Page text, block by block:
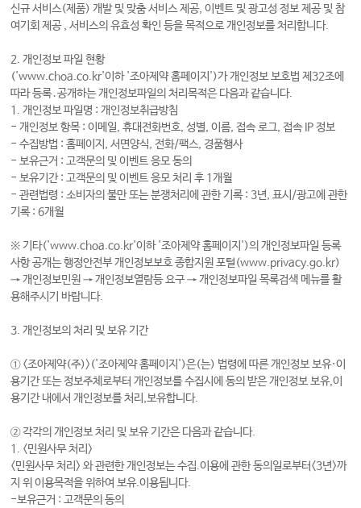
신규 서비스(제품) 개발 및 맞춤 서비스 제공, 이벤트 및 광고성 정보 제공 및 참
여기회 제공 , 서비스의 유효성 확인 등을 목적으로 개인정보를 처리합니다.
2. 개인정보 파일 현황
('www.choa.co.kr'이하 '조아제약 홈페이지')가 개인정보 보호법 제32조에
따라 등록․공개하는 개인정보파일의 처리목적은 다음과 같습니다.
1. 개인정보 파일명 : 개인정보취급방침
- 개인정보 항목 : 이메일, 휴대전화번호, 성별, 이름, 접속 로그, 접속 IP 정보
- 수집방법 : 홈페이지, 서면양식, 전화/팩스, 경품행사
- 보유근거 : 고객문의 및 이벤트 응모 동의
- 보유기간 : 고객문의 및 이벤트 응모 처리 후 1개월
- 관련법령 : 소비자의 불만 또는 분쟁처리에 관한 기록 : 3년, 표시/광고에 관한
기록 : 6개월
※ 기타('www.choa.co.kr'이하 '조아제약 홈페이지')의 개인정보파일 등록
사항 공개는 행정안전부 개인정보보호 종합지원 포털(www.privacy.go.kr)
→ 개인정보민원 → 개인정보열람등 요구 → 개인정보파일 목록검색 메뉴를 활
용해주시기 바랍니다.
3. 개인정보의 처리 및 보유 기간
①<조아제약(주)>('조아제약 홈페이지')은(는) 법령에 따른 개인정보 보유·이
용기간 또는 정보주체로부터 개인정보를 수집시에 동의 받은 개인정보 보유,이
용기간 내에서 개인정보를 처리,보유합니다.
② 각각의 개인정보 처리 및 보유 기간은 다음과 같습니다.
1. <민원사무 처리>
<민원사무 처리> 와 관련한 개인정보는 수집.이용에 관한 동의일로부터<3년>까
지 위 이용목적을 위하여 보유.이용됩니다.
-보유근거 : 고객문의 동의